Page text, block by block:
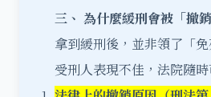
三、 為什麼緩刑會被「撤
拿到緩刑後，並非領了「
受刑人表現不佳，法院隨時